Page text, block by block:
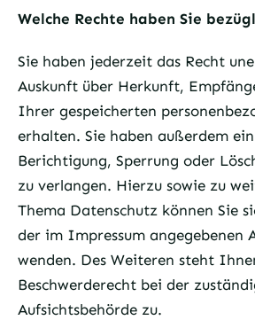
Welche Rechte haben Sie
Sie haben jederzeit das Recht
Auskunft über Herkunft,
Ihrer gespeicherten
erhalten. Sie haben außerdem
Berichtigung, Sperrung oder
zu verlangen. Hierzu sowie zu
Thema Datenschutz können Sie
der im Impressum angegebenen
wenden. Des Weiteren steht
Beschwerderecht bei der
Aufsichtsbehörde zu.